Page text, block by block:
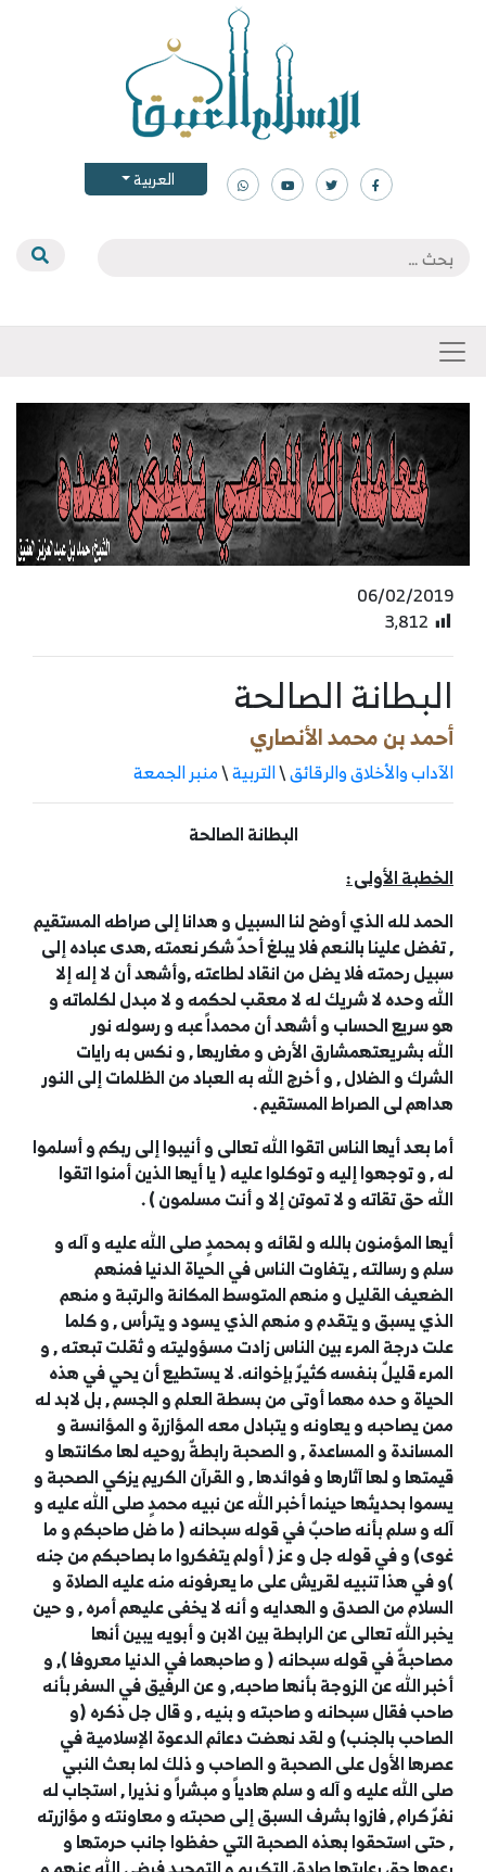
العربية
06/02/2019
3٬812
البطانة الصالحة
أحمد بن محمد الأنصاري
الآداب والأخلاق والرقائق\التربية\منبر الجمعة
البطانة الصالحة
الخطبة الأولى :
الحمد لله الذي أوضح لنا السبيل و هدانا إلى صراطه المستقيم
, تفضل علينا بالنعم فلا يبلغ أحدٌ شكر نعمته ,هدى عباده إلى
سبيل رحمته فلا يضل من انقاد لطاعته ,وأشهد أن لا إله إلا
الله وحده لا شريك له لا معقب لحكمه و لا مبدل لكلماته و
هو سريع الحساب و أشهد أن محمداً عبه و رسوله نور
الله بشريعتهمشارق الأرض و مغاربها , و نكس به رايات
الشرك و الضلال , و أخرج الله به العباد من الظلمات إلى النور
هداهم لى الصراط المستقيم .
أما بعد أيها الناس اتقوا الله تعالى و أنيبوا إلى ربكم و أسلموا
له , و توجهوا إليه و توكلوا عليه ( يا أيها الذين أمنوا اتقوا
الله حق تقاته و لا تموتن إلا و أنت مسلمون ) .
أيها المؤمنون بالله و لقائه و بمحمدٍ صلى الله عليه و آله و
سلم و رسالته , يتفاوت الناس في الحياة الدنيا فمنهم
الضعيف القليل و منهم المتوسط المكانة والرتبة و منهم
الذي يسبق و يتقدم و منهم الذي يسود و يترأس , و كلما
علت درجة المرء بين الناس زادت مسؤوليته و ثقلت تبعته , و
المرء قليلٌ بنفسه كثيرٌ بإخوانه. لا يستطيع أن يحي في هذه
الحياة و حده مهما أوتى من بسطة العلم و الجسم , بل لابد له
ممن يصاحبه و يعاونه و يتبادل معه المؤازرة و المؤانسة و
المساندة و المساعدة , و الصحبة رابطةٌ روحيه لها مكانتها و
قيمتها و لها آثارها و فوائدها , و القرآن الكريم يزكي الصحبة و
يسموا بحديثها حينما أخبر الله عن نبيه محمدٍ صلى الله عليه و
آله و سلم بأنه صاحبٌ في قوله سبحانه ( ما ضل صاحبكم و ما
غوى) و في قوله جل و عز ( أولم يتفكروا ما بصاحبكم من جنه
)و في هذا تنبيه لقريش على ما يعرفونه منه عليه الصلاة و
السلام من الصدق و الهدايه و أنه لا يخفى عليهم أمره , و حين
يخبر الله تعالى عن الرابطة بين الابن و أبويه يبين أنها
مصاحبةٌ في قوله سبحانه ( و صاحبهما في الدنيا معروفا ), و
أخبر الله عن الزوجة بأنها صاحبه, و عن الرفيق في السفر بأنه
صاحب فقال سبحانه و صاحبته و بنيه , و قال جل ذكره (و
الصاحب بالجنب) و لقد نهضت دعائم الدعوة الإسلامية في
عصرها الأول على الصحبة و الصاحب و ذلك لما بعث النبي
صلى الله عليه و آله و سلم هادياً و مبشراً و نذيرا , استجاب له
نفرٌ كرام , فازوا بشرف السبق إلى صحبته و معاونته و مؤازرته
, حتى استحقوا بهذه الصحبة التي حفظوا جانب حرمتها و